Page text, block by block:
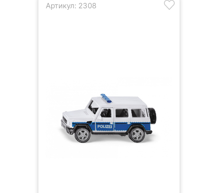
Артикул: 2308